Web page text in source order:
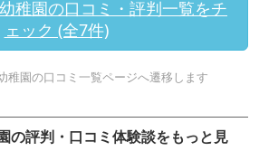
稚園の口コミ・評判一覧をチ
ェック (全7件)
稚園の口コミ一覧ページへ遷移します
の評判・口コミ体験談をもっと見